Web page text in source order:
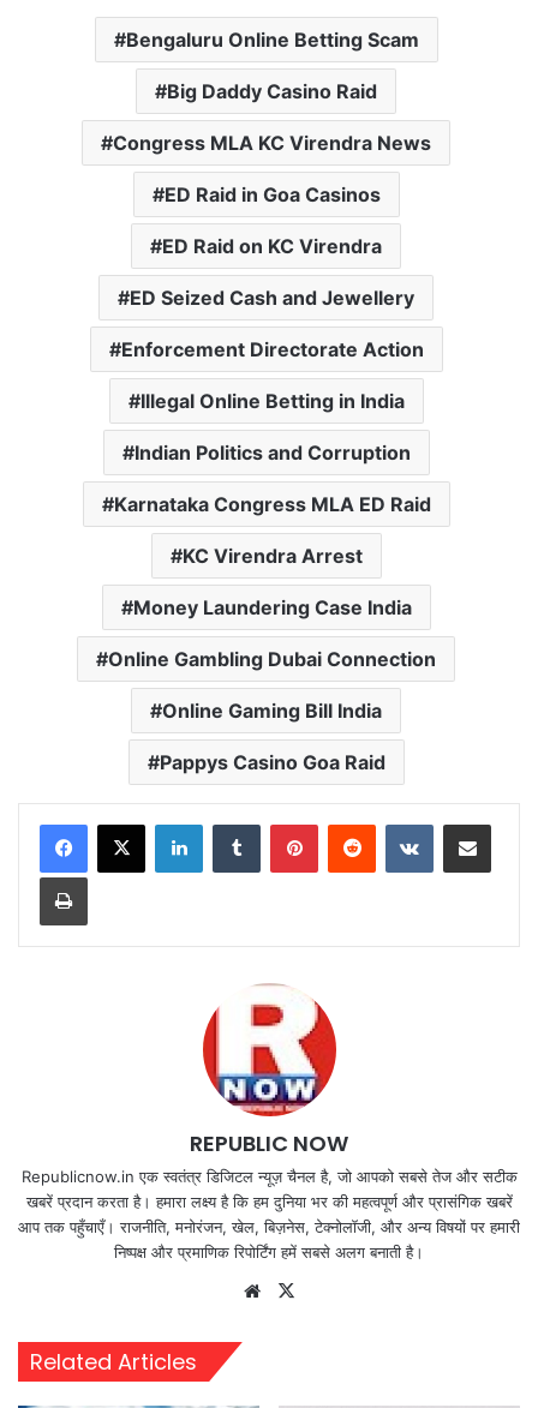
Bengaluru Online Betting Scam
Big Daddy Casino Raid
Congress MLA KC Virendra News
ED Raid in Goa Casinos
ED Raid on KC Virendra
ED Seized Cash and Jewellery
Enforcement Directorate Action
Illegal Online Betting in India
Indian Politics and Corruption
Karnataka Congress MLA ED Raid
KC Virendra Arrest
Money Laundering Case India
Online Gambling Dubai Connection
Online Gaming Bill India
Pappys Casino Goa Raid
LinkedInTumblr PinterestReddit VKontakteShare via Email
Print
REPUBLIC NOW
Republicnow.in एक स्वतंत्र डिजिटल न्यूज़ चैनल है, जो आपको सबसे तेज और सटीक
खबरें प्रदान करता है। हमारा लक्ष्य है कि हम दुनिया भर की महत्वपूर्ण और प्रासंगिक खबरें
आप तक पहुँचाएँ। राजनीति, मनोरंजन, खेल, बिज़नेस, टेक्नोलॉजी, और अन्य विषयों पर हमारी
निष्पक्ष और प्रमाणिक रिपोर्टिंग हमें सबसे अलग बनाती है।
Website
Related Articles